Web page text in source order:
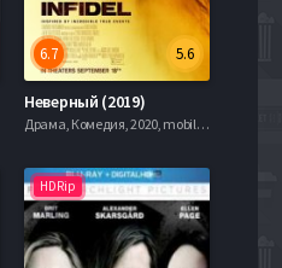
5.6
6.7
Неверный (2019)
Драма, Комедия, 2020, mobilen
HDRip